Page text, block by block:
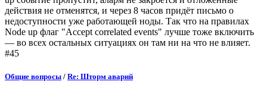
действия не отменятся, и через 8 часов придёт письмо о
недоступности уже работающей ноды. Так что на правилах
Node up флаг "Accept correlated events" лучше тоже включить
— во всех остальных ситуациях он там ни на что не влияет.
#45
Общие вопросы / Re: Шторм аварий